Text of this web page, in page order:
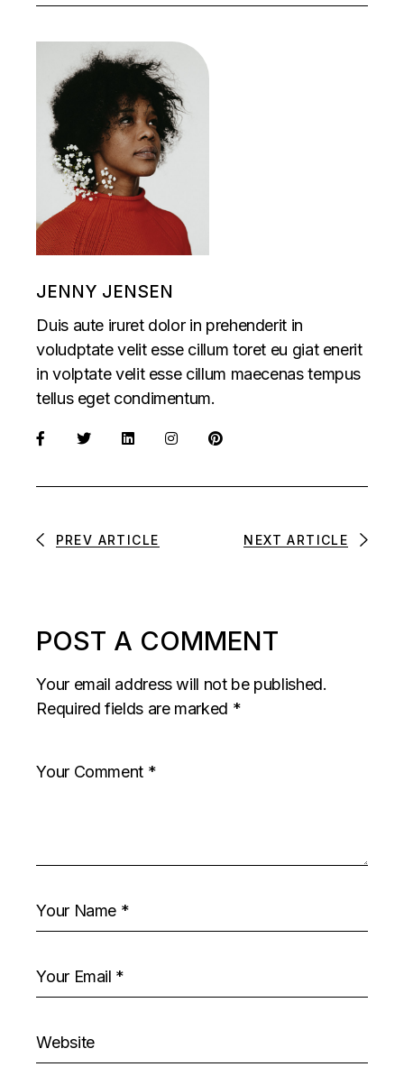
JENNY JENSEN
Duis aute iruret dolor in prehenderit in
voludptate velit esse cillum toret eu giat enerit
in volptate velit esse cillum maecenas tempus
tellus eget condimentum.
PREV ARTICLE NEXT ARTICLE
POST A COMMENT
Your email address will not be published.
Required fields are marked *